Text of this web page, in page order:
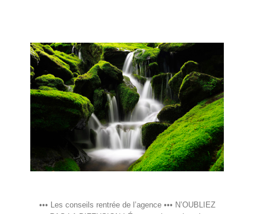
••• Les conseils rentrée de l’agence ••• N’OUBLIEZ